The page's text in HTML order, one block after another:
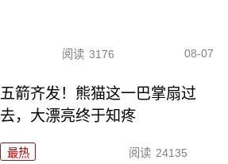
阅读 3176 08-07
五箭齐发！熊猫这一巴掌扇过
去，大漂亮终于知疼
最热 阅读 24135